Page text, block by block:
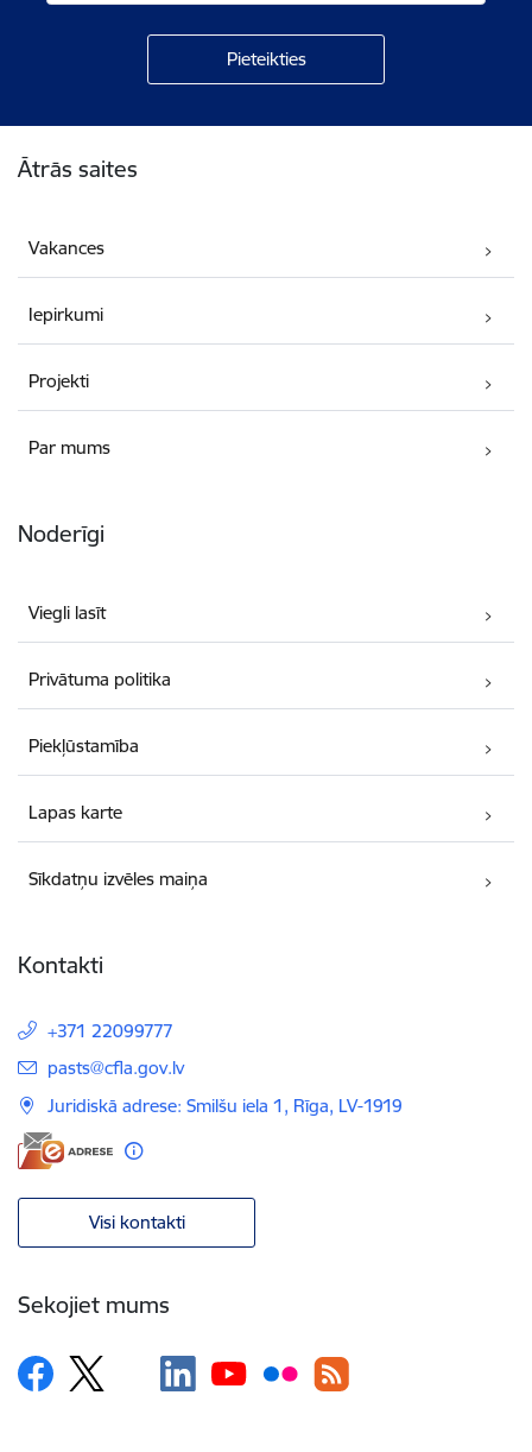
Ātrās saites
Vakances
Iepirkumi
Projekti
Par mums
Noderīgi
Viegli lasīt
Privātuma politika
Piekļūstamība
Lapas karte
Sīkdatņu izvēles maiņa
Kontakti
+371 22099777
E-pasts:
pasts@cfla.gov.lv
Juridiskā adrese: Smilšu iela 1, Rīga, LV-1919
Visi kontakti
Sekojiet mums